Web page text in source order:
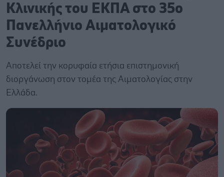
Κλινικής του ΕΚΠΑ στο 35ο
Πανελλήνιο Αιματολογικό
Συνέδριο
Αποτελεί την κορυφαία ετήσια επιστημονική
διοργάνωση στον τομέα της Αιματολογίας στην
Ελλάδα.